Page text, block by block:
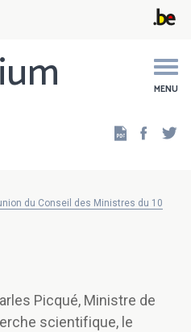
MENU
du Conseil des Ministres du 10
Picqué, Ministre de
scientifique, le